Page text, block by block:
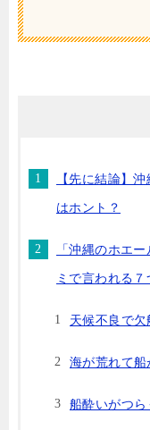
【先に結論】
はホント？
「沖縄のホエ
ミで言われる７
天候不良で
海が荒れて
船酔いがつ